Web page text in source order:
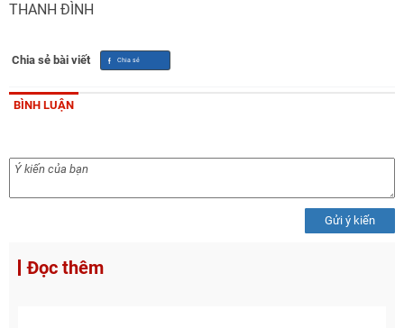
THANH ĐÌNH
Chia sẻ bài viết
BÌNH LUẬN
Gửi ý kiến
Đọc thêm